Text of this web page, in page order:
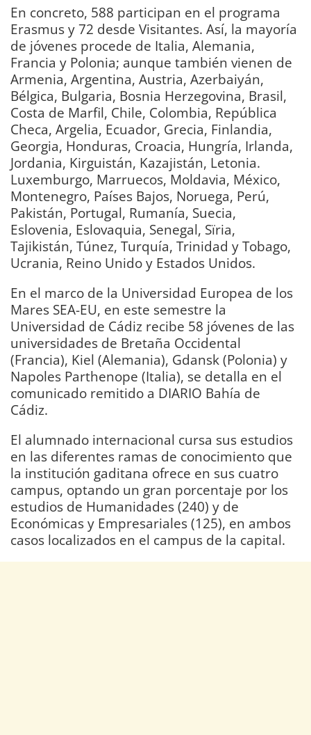
En concreto, 588 participan en el programa
Erasmus y 72 desde Visitantes. Así, la mayoría
de jóvenes procede de Italia, Alemania,
Francia y Polonia; aunque también vienen de
Armenia, Argentina, Austria, Azerbaiyán,
Bélgica, Bulgaria, Bosnia Herzegovina, Brasil,
Costa de Marfil, Chile, Colombia, República
Checa, Argelia, Ecuador, Grecia, Finlandia,
Georgia, Honduras, Croacia, Hungría, Irlanda,
Jordania, Kirguistán, Kazajistán, Letonia.
Luxemburgo, Marruecos, Moldavia, México,
Montenegro, Países Bajos, Noruega, Perú,
Pakistán, Portugal, Rumanía, Suecia,
Eslovenia, Eslovaquia, Senegal, Sïria,
Tajikistán, Túnez, Turquía, Trinidad y Tobago,
Ucrania, Reino Unido y Estados Unidos.
En el marco de la Universidad Europea de los
Mares SEA-EU, en este semestre la
Universidad de Cádiz recibe 58 jóvenes de las
universidades de Bretaña Occidental
(Francia), Kiel (Alemania), Gdansk (Polonia) y
Napoles Parthenope (Italia), se detalla en el
comunicado remitido a DIARIO Bahía de
Cádiz.
El alumnado internacional cursa sus estudios
en las diferentes ramas de conocimiento que
la institución gaditana ofrece en sus cuatro
campus, optando un gran porcentaje por los
estudios de Humanidades (240) y de
Económicas y Empresariales (125), en ambos
casos localizados en el campus de la capital.